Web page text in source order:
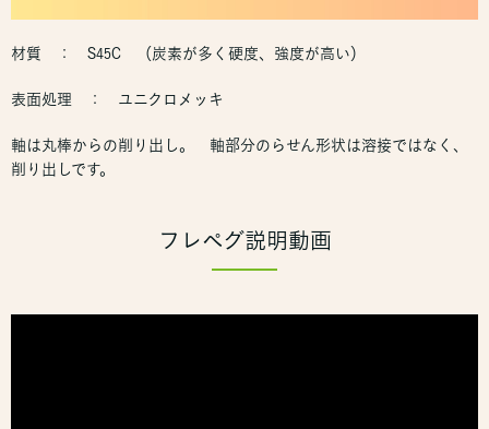
材質 ： S45C （炭素が多く硬度、強度が高い）
表面処理 ： ユニクロメッキ
軸は丸棒からの削り出し。 軸部分のらせん形状は溶接ではなく、
削り出しです。
フレペグ説明動画